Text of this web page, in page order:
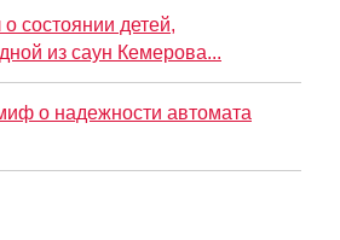
состоянии детей,
из саун Кемерова...
о надежности автомата